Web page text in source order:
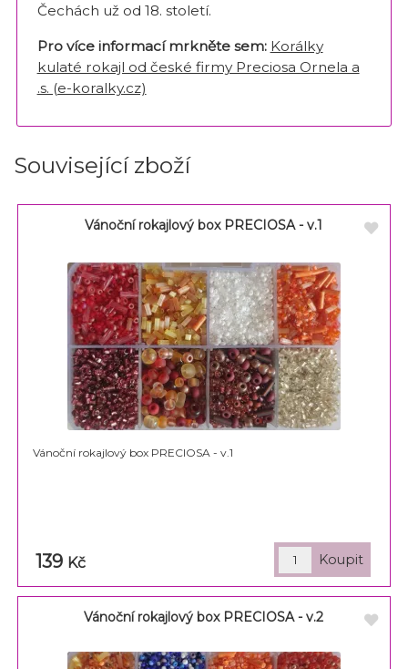
Čechách už od 18. století.
Pro více informací mrkněte sem: Korálky
kulaté rokajl od české firmy Preciosa Ornela a
.s. (e-koralky.cz)
Související zboží
Vánoční rokajlový box PRECIOSA - v.1
Vánoční rokajlový box PRECIOSA - v.1
139 Kč
Vánoční rokajlový box PRECIOSA - v.2